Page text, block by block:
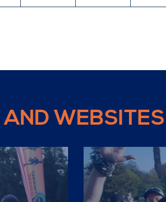
WEBSITES